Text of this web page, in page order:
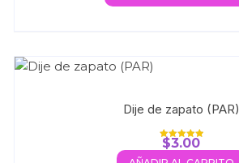
Dije de zapato (PAR)
Valorado con
5.00
de 5
$3.00